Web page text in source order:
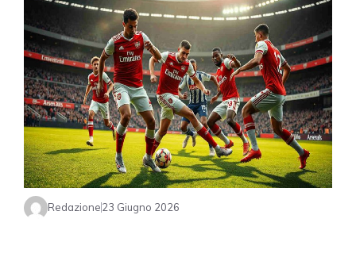
Redazione23 Giugno 2026